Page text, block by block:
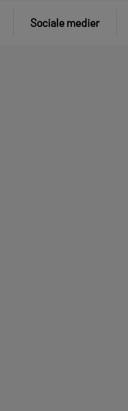
Sociale medier